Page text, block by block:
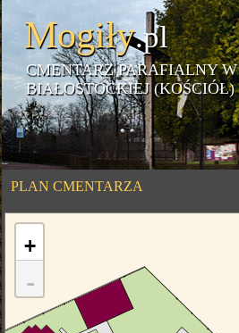
Mogiły.pl
CMENTARZ PARAFIALNY
BIAŁOSTOCKIEJ (KOŚCIÓŁ)
PLAN CMENTARZA
+
-